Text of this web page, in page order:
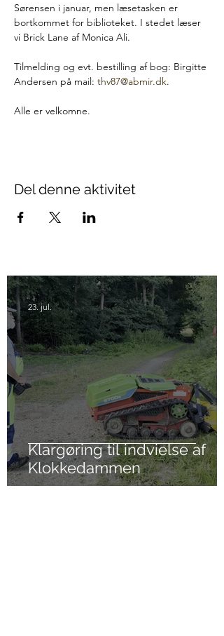
Sørensen i januar, men læsetasken er
bortkommet for biblioteket. I stedet læser
vi Brick Lane af Monica Ali.
Tilmelding og evt. bestilling af bog: Birgitte
Andersen på mail: thv87@abmir.dk.
Alle er velkomne.
Del denne aktivitet
Klargøring til indvielse af
Klokkedammen
23. jul.